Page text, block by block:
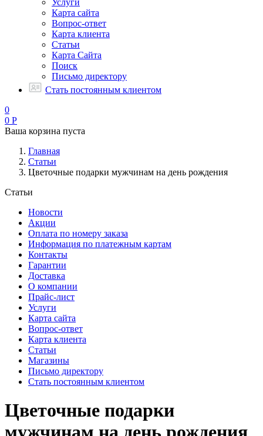
Услуги
Карта сайта
Вопрос-ответ
Карта клиента
Статьи
Карта Сайта
Поиск
Письмо директору
Стать постоянным клиентом
0
0 Р
Ваша корзина пуста
Главная
Статьи
Цветочные подарки мужчинам на день рождения
Статьи
Новости
Акции
Оплата по номеру заказа
Информация по платежным картам
Контакты
Гарантии
Доставка
О компании
Прайс-лист
Услуги
Карта сайта
Вопрос-ответ
Карта клиента
Статьи
Магазины
Письмо директору
Стать постоянным клиентом
Цветочные подарки